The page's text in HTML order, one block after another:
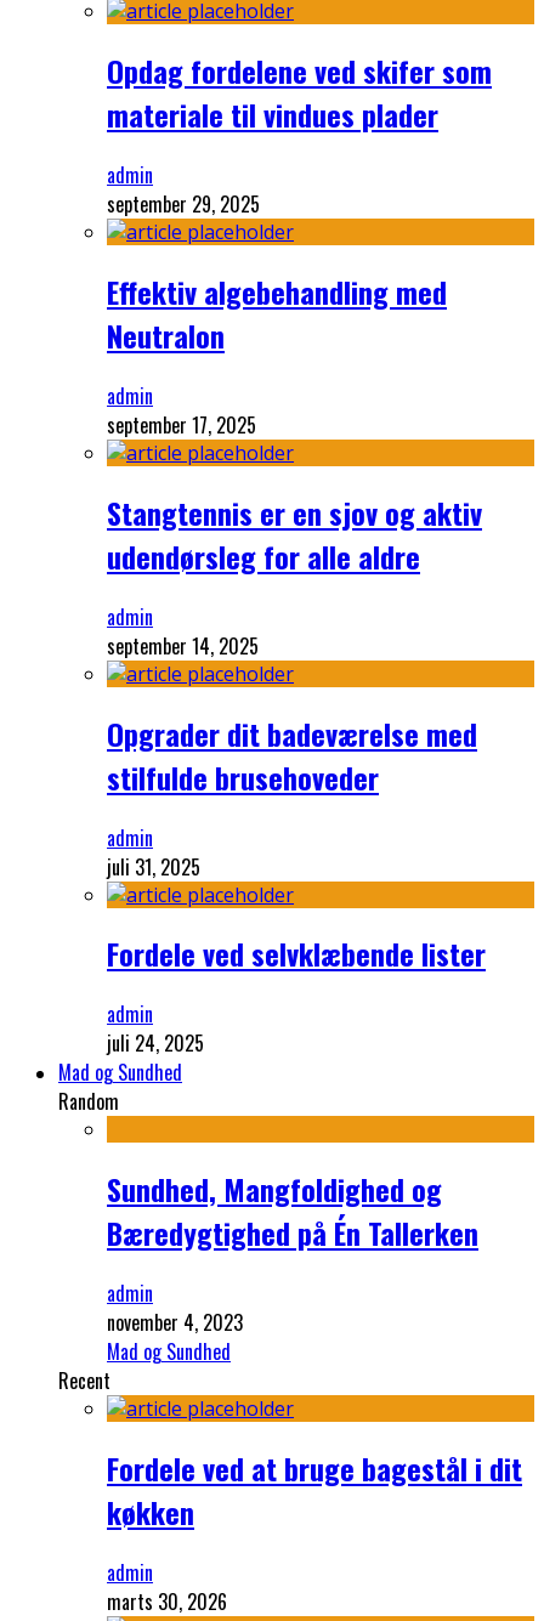
Opdag fordelene ved skifer som
materiale til vindues plader
admin
september 29, 2025
Effektiv algebehandling med
Neutralon
admin
september 17, 2025
Stangtennis er en sjov og aktiv
udendørsleg for alle aldre
admin
september 14, 2025
Opgrader dit badeværelse med
stilfulde brusehoveder
admin
juli 31, 2025
Fordele ved selvklæbende lister
admin
juli 24, 2025
Mad og Sundhed
Random
Sundhed, Mangfoldighed og
Bæredygtighed på Én Tallerken
admin
november 4, 2023
Mad og Sundhed
Recent
Fordele ved at bruge bagestål i dit
køkken
admin
marts 30, 2026